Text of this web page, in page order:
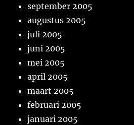
september 2005
augustus 2005
juli 2005
juni 2005
mei 2005
april 2005
maart 2005
februari 2005
januari 2005